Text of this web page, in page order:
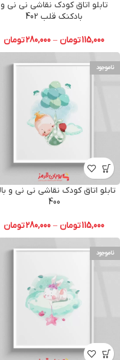
تابلو اتاق کودک نقاشی نی نی و
بادکنک قلب 402
115,000تومان –
280,000تومان
ناموجود
تابلو اتاق کودک نقاشی نی نی و
400
115,000تومان –
280,000تومان
ناموجود